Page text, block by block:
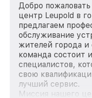
Добро
центр Leupold в
предлагаем
обслуживание
жителей города
команда состоит
специалистов,
свою
лучший сервис.
Миссия нашего